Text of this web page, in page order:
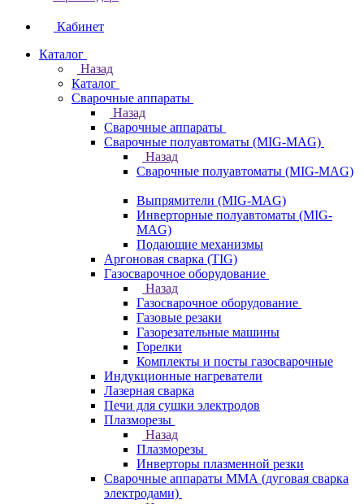
Кабинет
Каталог
Назад
Каталог
Сварочные аппараты
Назад
Сварочные аппараты
Сварочные полуавтоматы (MIG-MAG)
Назад
Сварочные полуавтоматы (MIG-MAG)
Выпрямители (MIG-MAG)
Инверторные полуавтоматы (MIG-
MAG)
Подающие механизмы
Аргоновая сварка (TIG)
Газосварочное оборудование
Назад
Газосварочное оборудование
Газовые резаки
Газорезательные машины
Горелки
Комплекты и посты газосварочные
Индукционные нагреватели
Лазерная сварка
Печи для сушки электродов
Плазморезы
Назад
Плазморезы
Инверторы плазменной резки
Сварочные аппараты ММА (дуговая сварка
электродами)